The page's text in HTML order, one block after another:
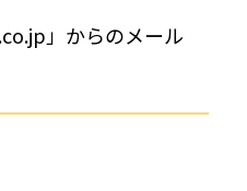
」からのメール